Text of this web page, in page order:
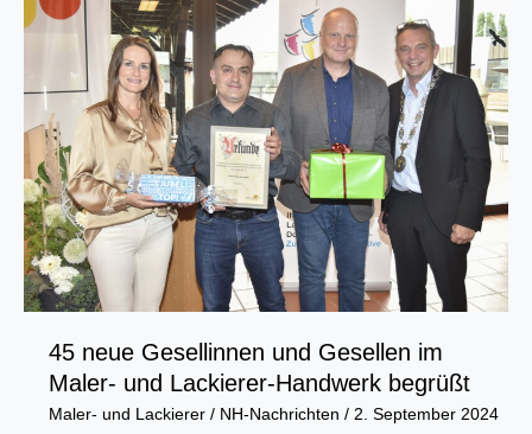
12.
September
45 neue Gesellinnen und Gesellen im
Maler- und Lackierer-Handwerk begrüßt
Maler- und Lackierer/ NH-Nachrichten / 2. September 2024